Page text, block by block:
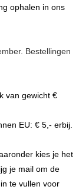
ophalen in ons
Bestellingen
van gewicht €
EU: € 5,- erbij.
kies je het
je mail om de
te vullen voor